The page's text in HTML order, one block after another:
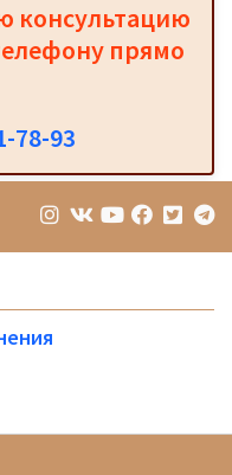
консультацию
прямо
78-93